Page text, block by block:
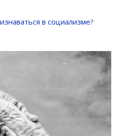
в социализме?